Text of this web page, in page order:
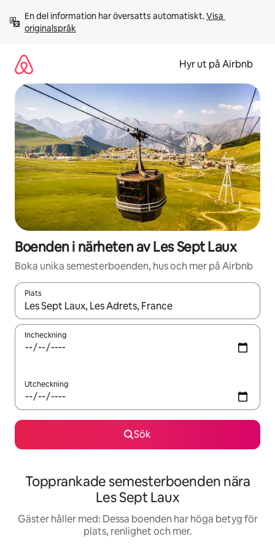
innehåll
En del information har översatts automatiskt. Visa
originalspråk
Hyr ut på Airbnb
Boenden i närheten av Les Sept Laux
Boka unika semesterboenden, hus och mer på Airbnb
Plats
När resultaten är tillgängliga kan du navigera med upp- och
Incheckning
Utcheckning
Sök
Topprankade semesterboenden nära
Les Sept Laux
Gäster håller med: Dessa boenden har höga betyg för
plats, renlighet och mer.